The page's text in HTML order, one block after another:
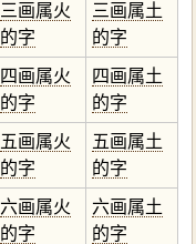
三画属火
的字
三画属土
的字
四画属火
的字
四画属土
的字
五画属火
的字
五画属土
的字
六画属火
的字
六画属土
的字